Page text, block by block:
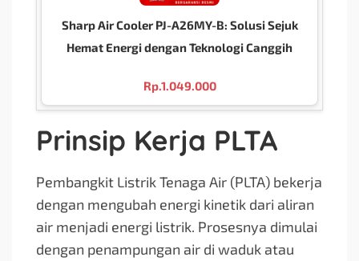
Sharp Air Cooler PJ-A26MY-B: Solusi Sejuk
Hemat Energi dengan Teknologi Canggih
Rp.1.049.000
Prinsip Kerja PLTA
Pembangkit Listrik Tenaga Air (PLTA) bekerja
dengan mengubah energi kinetik dari aliran
air menjadi energi listrik. Prosesnya dimulai
dengan penampungan air di waduk atau